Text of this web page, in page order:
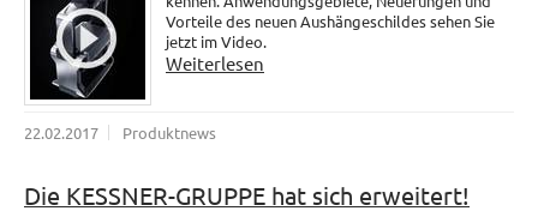
Vorteile des neuen Aushängeschildes sehen Sie
jetzt im Video.
Weiterlesen
22.02.2017 Produktnews
Die KESSNER-GRUPPE hat sich erweitert!